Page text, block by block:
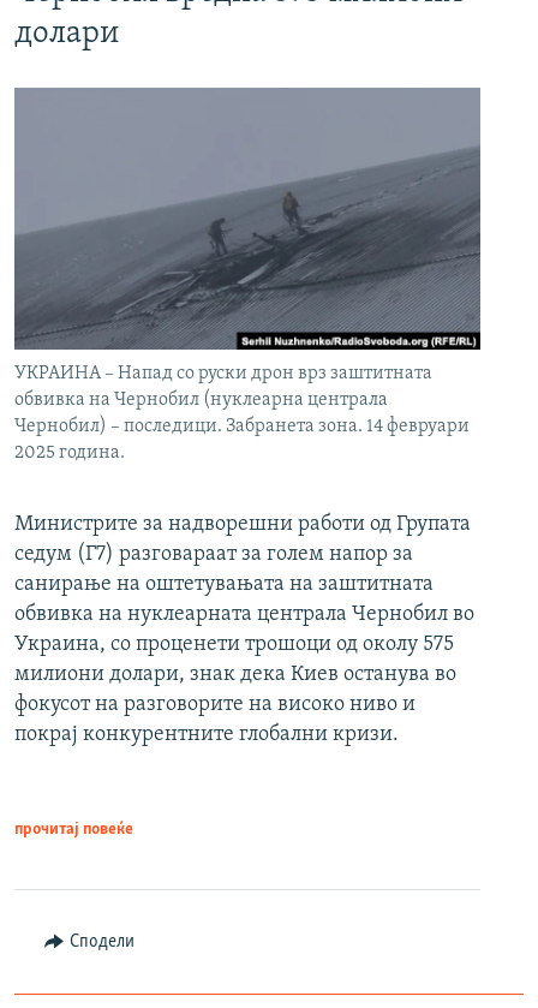
долари
УКРАИНА – Напад со руски дрон врз заштитната
обвивка на Чернобил (нуклеарна централа
Чернобил) – последици. Забранета зона. 14 февруари
2025 година.
Министрите за надворешни работи од Групата
седум (Г7) разговараат за голем напор за
санирање на оштетувањата на заштитната
обвивка на нуклеарната централа Чернобил во
Украина, со проценети трошоци од околу 575
милиони долари, знак дека Киев останува во
фокусот на разговорите на високо ниво и
покрај конкурентните глобални кризи.
прочитај повеќе
Сподели